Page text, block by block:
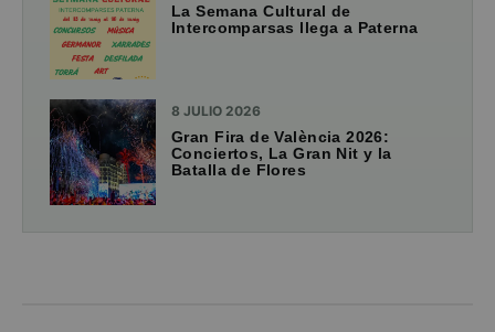
La Semana Cultural de
Intercomparsas llega a Paterna
8 JULIO 2026
Gran Fira de València 2026:
Conciertos, La Gran Nit y la
Batalla de Flores